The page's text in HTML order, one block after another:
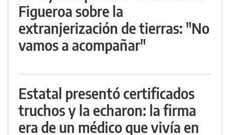
Figueroa sobre la
extranjerización de tierras: "No
vamos a acompañar"
Estatal presentó certificados
truchos y la echaron: la firma
era de un médico que vivía en